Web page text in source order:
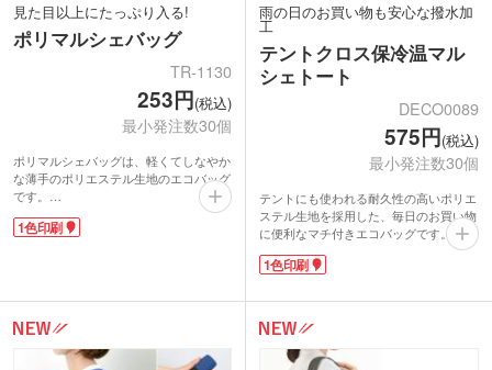
見た目以上にたっぷり入る!
ポリマルシェバッグ
TR-1130
253円(税込)
最小発注数30個
ポリマルシェバッグは、軽くてしなやか
な薄手のポリエステル生地のエコバッグ
です。
サイドは折りたたみマチなので、見た目
以上にたっぷり入ります。縫いつけられ
お仕事帰りのちょっとしたお買い物に重
宝するサイズで、カバンに1つ入れてお
くと安心です。
バッグ表面に大きく名入れ印刷できるの
1色印刷
雨の日のお買い物も安心な撥水加
工
テントクロス保冷温マル
シェトート
DECO0089
575円(税込)
最小発注数30個
テントにも使われる耐久性の高いポリエ
ステル生地を採用した、毎日のお買い物
に便利なマチ付きエコバッグです。外側
は雨や汚れを弾く撥水加工、内側は保冷
温効果の高いアルミ蒸着フィルム加工に
しっかり閉じられ、2Lペットボトルが4
本入る大容量サイズ。肩掛けできるので
持ち運びやすいです。内ゴム付きで、使
わない時はコンパクトに折りたためま
1色印刷